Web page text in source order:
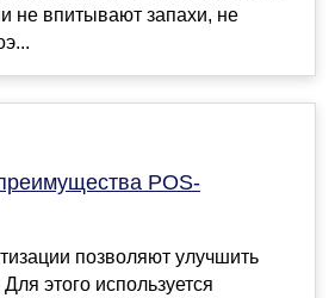
не впитывают запахи, не
POS-
позволяют улучшить
этого используется